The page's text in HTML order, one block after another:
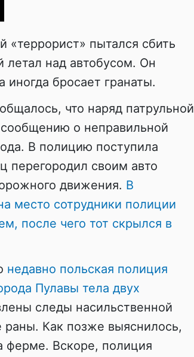
«террорист» пытался сбить
летал над автобусом. Он
иногда бросает гранаты.
что наряд патрульной
о неправильной
В полицию поступила
перегородил своим авто
движения. В
место сотрудники полиции
после чего тот скрылся в
недавно польская полиция
Пулавы тела двух
следы насильственной
Как позже выяснилось,
ферме. Вскоре, полиция